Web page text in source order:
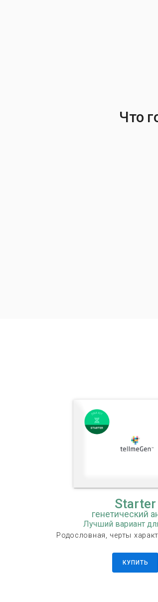
Что
Starter
генетический
Лучший вариант
Родословная, черты
КУПИТЬ